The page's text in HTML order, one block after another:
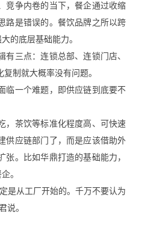
竞争内卷的当下，餐企通过收缩
路是错误的。餐饮品牌之所以跨
的底层基础能力。
三点：连锁总部、连锁门店、
制就大概率没有问题。
临一个难题，即供应链到底要不
，茶饮等标准化程度高、可快速
供应链部门了，而是应该借助外
。比如华鼎打造的基础能力，
。
是从工厂开始的。千万不要认为
说。